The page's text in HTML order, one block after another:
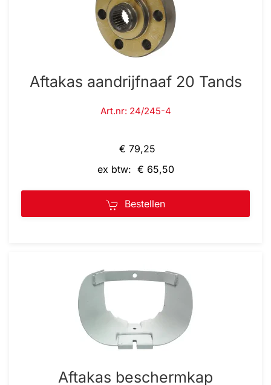
Aftakas aandrijfnaaf 20 Tands
Art.nr: 24/245-4
€ 79,25
ex btw: € 65,50
Bestellen
Aftakas beschermkap